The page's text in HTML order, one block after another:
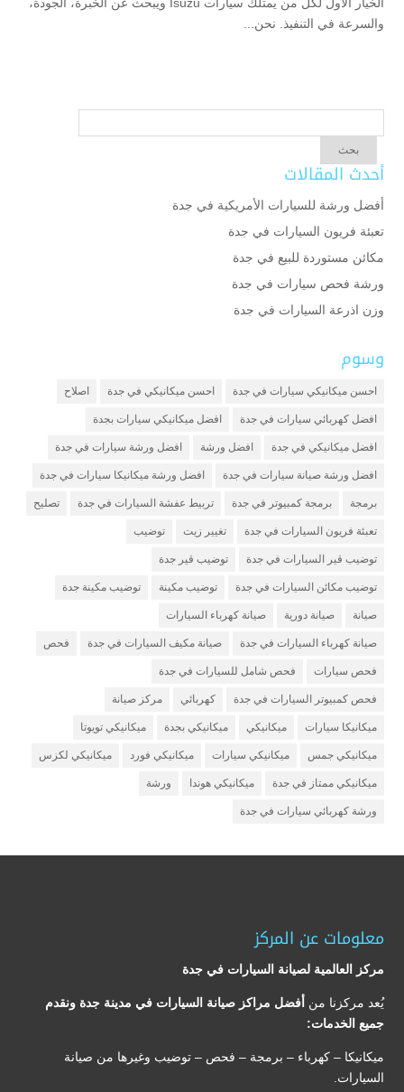
والسرعة في التنفيذ. نحن...
أحدث المقالات
أفضل ورشة للسيارات الأمريكية في جدة
تعبئة فريون السيارات في جدة
مكائن مستوردة للبيع في جدة
ورشة فحص سيارات في جدة
وزن اذرعة السيارات في جدة
وسوم
احسن ميكانيكي سيارات في جدة احسن ميكانيكي في جدة اصلاح
افضل كهربائي سيارات في جدة افضل ميكانيكي سيارات بجدة
افضل ميكانيكي في جدة افضل ورشة افضل ورشة سيارات في جدة
افضل ورشة صيانة سيارات في جدة افضل ورشة ميكانيكا سيارات في جدة
برمجة برمجة كمبيوتر في جدة تربيط عفشة السيارات في جدة تصليح
تعبئة فريون السيارات في جدة تغيير زيت توضيب
توضيب قير السيارات في جدة توضيب قير جدة
توضيب مكائن السيارات في جدة توضيب مكينة توضيب مكينة جدة
صيانة صيانة دورية صيانة كهرباء السيارات
صيانة كهرباء السيارات في جدة صيانة مكيف السيارات في جدة فحص
فحص سيارات فحص شامل للسيارات في جدة
فحص كمبيوتر السيارات في جدة كهربائي مركز صيانة
ميكانيكا سيارات ميكانيكي ميكانيكي بجدة ميكانيكي تويوتا
ميكانيكي جمس ميكانيكي سيارات ميكانيكي فورد ميكانيكي لكزس
ميكانيكي ممتاز في جدة ميكانيكي هوندا ورشة
ورشة كهربائي سيارات في جدة
معلومات عن المركز
مركز العالمية لصيانة السيارات في جدة
يُعد مركزنا من أفضل مراكز صيانة السيارات في مدينة جدة ونقدم
جميع الخدمات:
ميكانيكا – كهرباء – برمجة – فحص – توضيب وغيرها من صيانة
السيارات.